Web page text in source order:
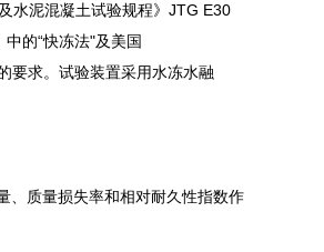
水泥混凝土试验规程》JTG E30
的“快冻法"及美国
要求。试验装置采用水冻水融
质量损失率和相对耐久性指数作